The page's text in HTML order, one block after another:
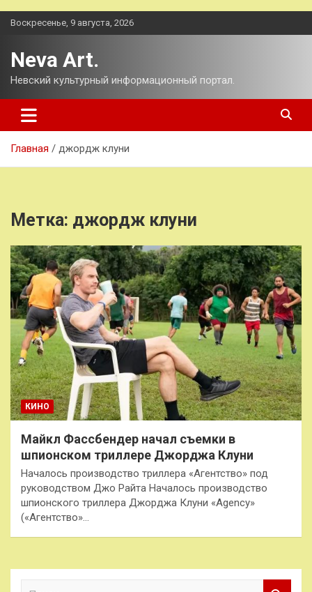
Перейти
Воскресенье, 9 августа, 2026
Neva Art.
Невский культурный информационный портал.
Главная джордж клуни
Метка: джордж клуни
КИНО
Майкл Фассбендер начал съемки в
шпионском триллере Джорджа Клуни
Началось производство триллера «Агентство» под
руководством Джо Райта Началось производство
шпионского триллера Джорджа Клуни «Agency»
(«Агентство»…